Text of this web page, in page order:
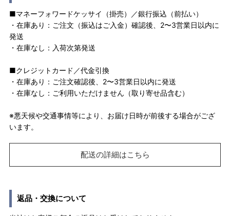
■マネーフォワードケッサイ（掛売）／銀行振込（前払い）
・在庫あり：ご注文（振込はご入金）確認後、2〜3営業日以内に
発送
・在庫なし：入荷次第発送
■クレジットカード／代金引換
・在庫あり：ご注文確認後、2〜3営業日以内に発送
・在庫なし：ご利用いただけません（取り寄せ品含む）
※悪天候や交通事情等により、お届け日時が前後する場合がござ
います。
配送の詳細はこちら
返品・交換について